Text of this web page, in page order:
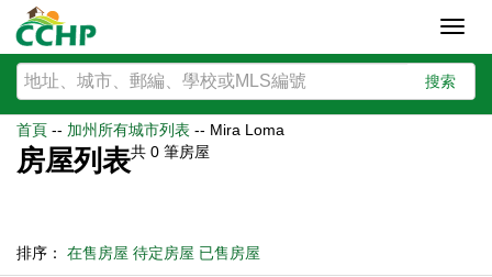
搜索
首頁 -- 加州所有城市列表 -- Mira Loma
房屋列表共 0 筆房屋
排序： 在售房屋 待定房屋 已售房屋